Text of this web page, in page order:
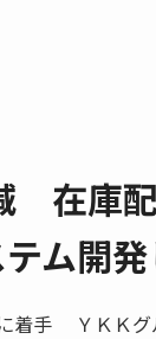
在庫配
ム開
手 ＹＫＫグ